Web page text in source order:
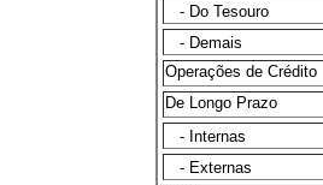
- Do Tesouro
- Demais
Operações de Crédito
De Longo Prazo
- Internas
- Externas